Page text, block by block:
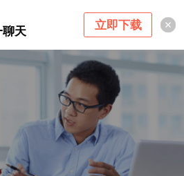
聊天 立即下载